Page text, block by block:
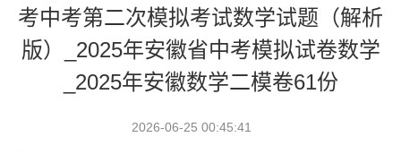
考中考第二次模拟考试数学试题（解析
版）_2025年安徽省中考模拟试卷数学
_2025年安徽数学二模卷61份
2026-06-25 00:45:41